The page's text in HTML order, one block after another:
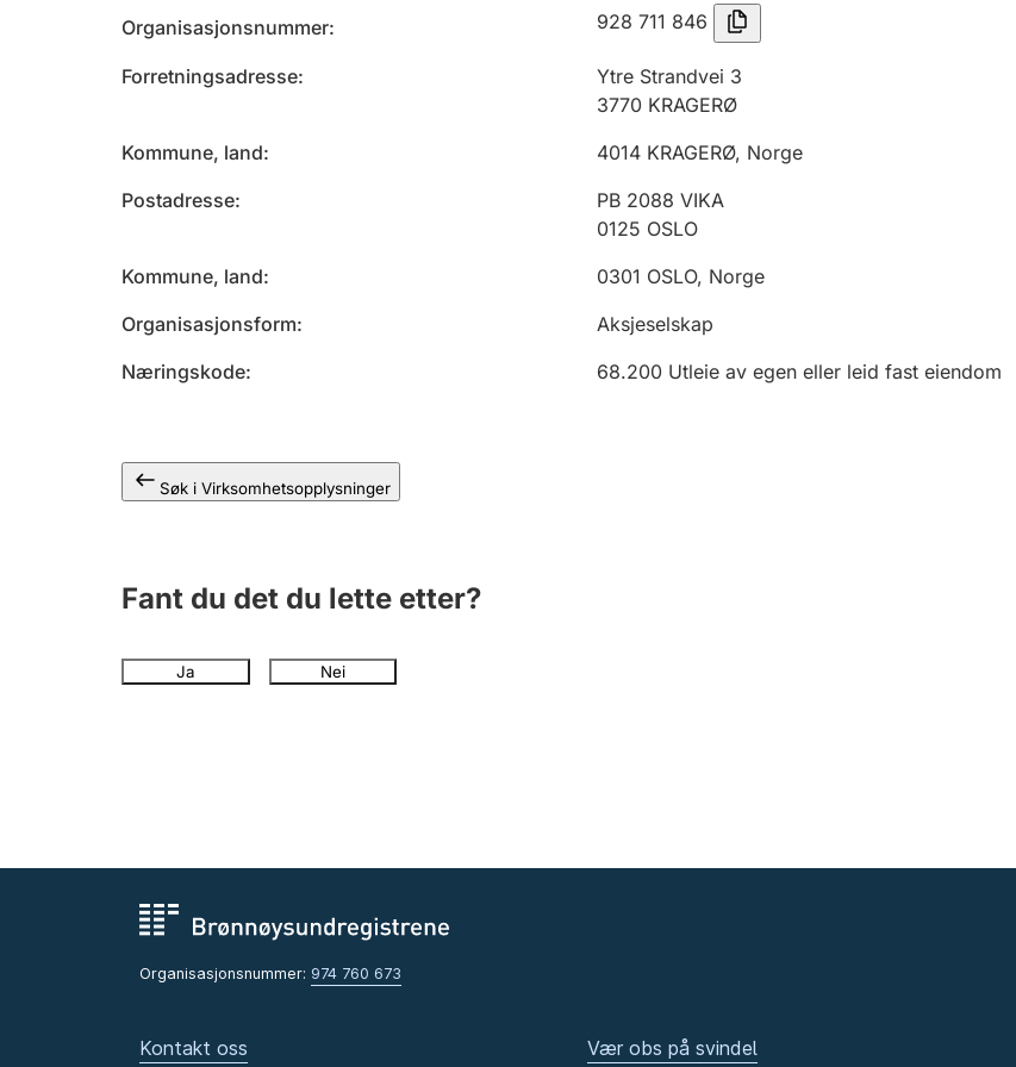
Organisasjonsnummer 928 711 846
Forretningsadresse
Ytre Strandvei 3
3770 KRAGERØ
Kommune, land
4014 KRAGERØ, Norge
Postadresse
PB 2088 VIKA
0125 OSLO
Kommune, land
0301 OSLO, Norge
Organisasjonsform
Aksjeselskap
Næringskode
68.200 Utleie av egen eller leid fast eiendom
Søk i Virksomhetsopplysninger
Fant du det du lette etter?
Ja Nei
Organisasjonsnummer: 974 760 673
Kontakt oss Vær obs på svindel